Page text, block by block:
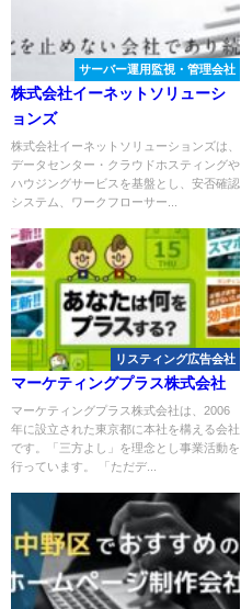
サーバー運用監視・管理会社
株式会社イーネットソリューシ
ョンズ
株式会社イーネットソリューションズは、
データセンター・クラウドホスティングや
ハウジングサービスを基盤とし、安否確認
システム、ワークフローサー...
リスティング広告会社
マーケティングプラス株式会社
マーケティングプラス株式会社は、2006
年に設立された東京都に本社を構える会社
です。「三方よし」を理念とし事業活動を
行っています。 「ただデ...